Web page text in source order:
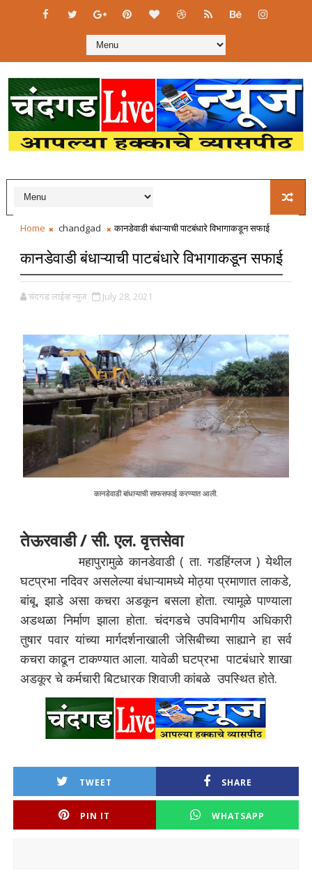
Home chandgad कानडेवाडी बंधाऱ्याची पाटबंधारे विभागाकडून सफाई
कानडेवाडी बंधाऱ्याची पाटबंधारे विभागाकडून सफाई
चंदगड लाईव्ह न्युज July 28, 2021
कानडेवाडी बांधाऱ्याची साफसफाई करण्यात आली.
तेऊरवाडी / सी. एल. वृत्तसेवा
महापुरामुळे कानडेवाडी ( ता. गडहिंग्लज ) येथील
घटप्रभा नदिवर असलेल्या बंधाऱ्यामध्ये मोठ्या प्रमाणात लाकडे,
बांबू, झाडे असा कचरा अडकून बसला होता. त्यामूळे पाण्याला
अडथळा निर्माण झाला होता. चंदगडचे उपविभागीय अधिकारी
तुषार पवार यांच्या मार्गदर्शनाखाली जेसिबीच्या साह्याने हा सर्व
कचरा काढून टाकण्यात आला. यावेळी घटप्रभा पाटबंधारे शाखा
अडकूर चे कर्मचारी बिटधारक शिवाजी कांबळे उपस्थित होते.
TWEET SHARE
PIN IT WHATSAPP